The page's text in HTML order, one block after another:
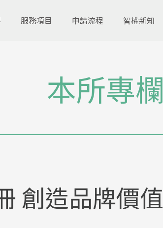
服務項目 申請流程 智權新知
本所專欄
創造品牌價值